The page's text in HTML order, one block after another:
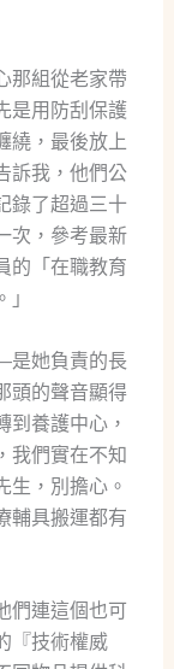
那組從老家帶
是用防刮保護
繞，最後放上
訴我，他們公
錄了超過三十
次，參考最新
的「在職教育
是她負責的長
頭的聲音顯得
到養護中心，
我們實在不知
生，別擔心。
輔具搬運都有
們連這個也可
『技術權威